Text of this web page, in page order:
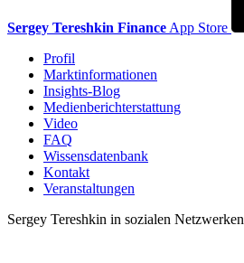
Sergey Tereshkin Finance App Store
Profil
Marktinformationen
Insights-Blog
Medienberichterstattung
Video
FAQ
Wissensdatenbank
Kontakt
Veranstaltungen
Sergey Tereshkin in sozialen Netzwerken